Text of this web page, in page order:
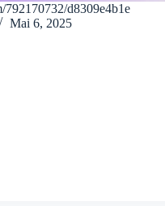
792170732/d8309e4b1e
Mai 6, 2025